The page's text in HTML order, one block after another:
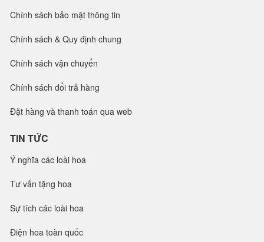
Chính sách bảo mật thông tin
Chính sách & Quy định chung
Chính sách vận chuyển
Chính sách đổi trả hàng
Đặt hàng và thanh toán qua web
TIN TỨC
Ý nghĩa các loài hoa
Tư vấn tặng hoa
Sự tích các loài hoa
Điện hoa toàn quốc